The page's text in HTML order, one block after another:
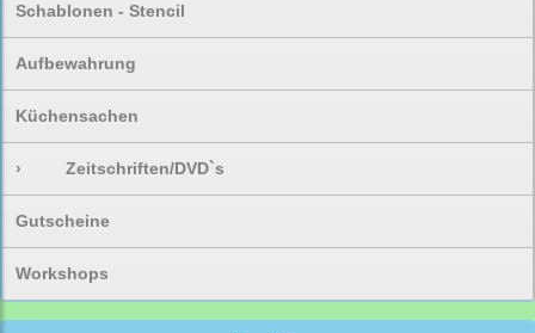
Schablonen - Stencil
Aufbewahrung
Küchensachen
› Zeitschriften/DVD`s
Gutscheine
Workshops